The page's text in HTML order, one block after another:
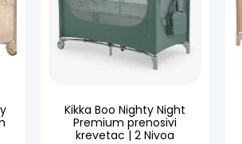
Kikka Boo Nighty Night
Premium prenosivi
krevetac | 2 Nivoa